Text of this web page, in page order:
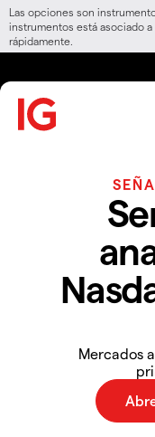
Las opciones son
instrumentos está asociado
rápidamente.
Mercados